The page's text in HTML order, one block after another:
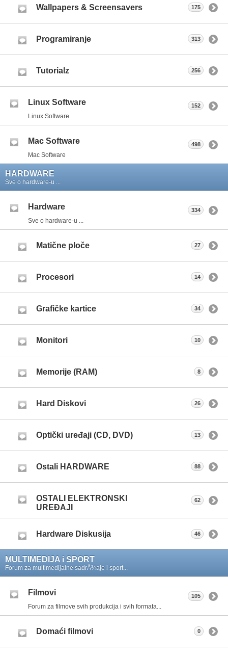
Wallpapers & Screensavers 175
Programiranje 313
Tutorialz 256
Linux Software
Linux Software
152
Mac Software
Mac Software
498
HARDWARE
Sve o hardware-u ...
Hardware
Sve o hardware-u ...
334
Matične ploče 27
Procesori 14
Grafičke kartice 34
Monitori 10
Memorije (RAM) 8
Hard Diskovi 26
Optički uređaji (CD, DVD) 13
Ostali HARDWARE 88
OSTALI ELEKTRONSKI
UREĐAJI
62
Hardware Diskusija 46
MULTIMEDIJA i SPORT
Forum za multimedijalne sadrÅ¾aje i sport...
Filmovi
Forum za filmove svih produkcija i svih formata...
105
Domaći filmovi 0